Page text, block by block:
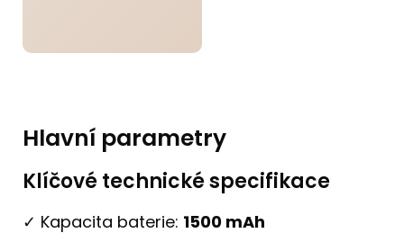
Hlavní parametry
Klíčové technické specifikace
✓ Kapacita baterie: 1500 mAh